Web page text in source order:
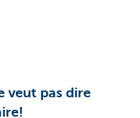
veut pas dire